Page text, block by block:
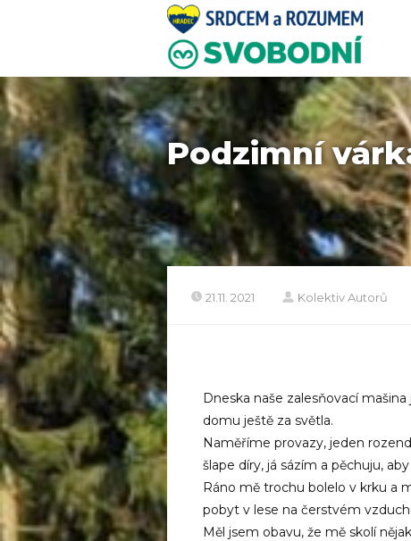
Podzimní
21.11. 2021 Kolektiv Autorů
Dneska naše zalesňovací
domu ještě za světla.
Naměříme provazy, jeden
šlape díry, já sázím a pěchuju,
Ráno mě trochu bolelo v krku a
pobyt v lese na čerstvém
Měl jsem obavu, že mě skolí